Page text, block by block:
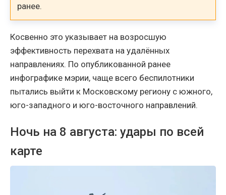
ранее.
Косвенно это указывает на возросшую
эффективность перехвата на удалённых
направлениях. По опубликованной ранее
инфографике мэрии, чаще всего беспилотники
пытались выйти к Московскому региону с южного,
юго-западного и юго-восточного направлений.
Ночь на 8 августа: удары по всей
карте